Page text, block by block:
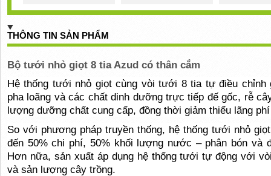
THÔNG TIN SẢN PHẨM
Bộ tưới nhỏ giọt 8 tia Azud có thân cắm
Hệ thống tưới nhỏ giọt cùng vòi tưới 8 tia tự điều
pha loãng và các chất dinh dưỡng trực tiếp đế gốc, rễ
lượng dưỡng chất cung cấp, đồng thời giảm thiểu lãng
So với phương pháp truyền thống, hệ thống tưới nhỏ
đến 50% chi phí, 50% khối lượng nước – phân bón và
Hơn nữa, sản xuất áp dụng hệ thống tưới tự động với
và sản lượng cây trồng.